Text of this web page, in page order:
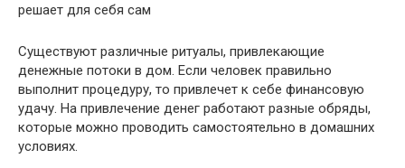
решает для себя сам
Существуют различные ритуалы, привлекающие
денежные потоки в дом. Если человек правильно
выполнит процедуру, то привлечет к себе финансовую
удачу. На привлечение денег работают разные обряды,
которые можно проводить самостоятельно в домашних
условиях.